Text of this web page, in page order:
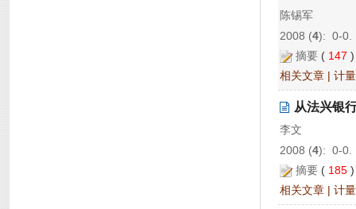
陈锡军
2008 (4): 0-0.
摘要 ( 147
相关文章 | 计
从法兴银
李文
2008 (4): 0-0.
摘要 ( 185
相关文章 | 计